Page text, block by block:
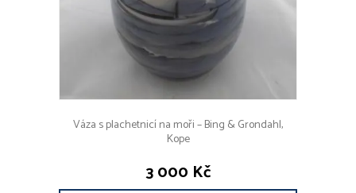
Váza s plachetnicí na moři – Bing & Grondahl,
Kope
3 000 Kč